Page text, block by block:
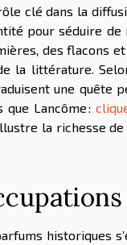
clé dans la
pour séduire de
des flacons
la littérature.
une quête
Lancôme :
la richesse de
historiques